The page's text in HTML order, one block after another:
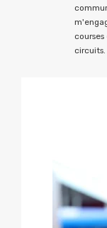
circuits.